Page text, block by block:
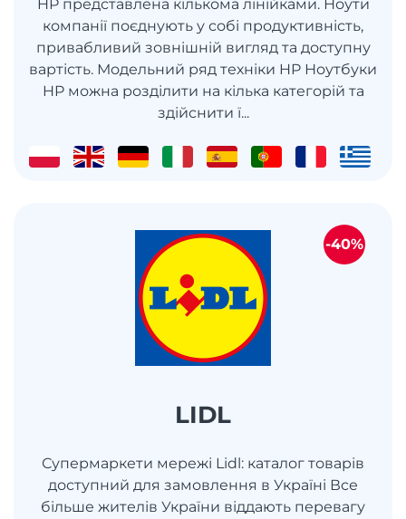
HP представлена кількома лінійками. Ноути
компанії поєднують у собі продуктивність,
привабливий зовнішній вигляд та доступну
вартість. Модельний ряд техніки HP Ноутбуки
HP можна розділити на кілька категорій та
здійснити ї...
LIDL
Супермаркети мережі Lidl: каталог товарів
доступний для замовлення в Україні Все
більше жителів України віддають перевагу
-40%